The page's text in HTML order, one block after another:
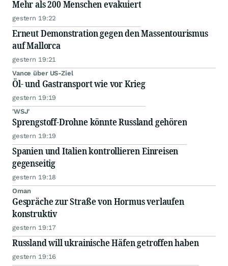
Mehr als 200 Menschen evakuiert
gestern 19:22
Erneut Demonstration gegen den Massentourismus
auf Mallorca
gestern 19:21
Vance über US-Ziel
Öl- und Gastransport wie vor Krieg
gestern 19:19
'WSJ'
Sprengstoff-Drohne könnte Russland gehören
gestern 19:19
Spanien und Italien kontrollieren Einreisen
gegenseitig
gestern 19:18
Oman
Gespräche zur Straße von Hormus verlaufen
konstruktiv
gestern 19:17
Russland will ukrainische Häfen getroffen haben
gestern 19:16